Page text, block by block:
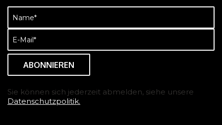
Name
(erforderlich)
E-
Mail
(erforderlich)
Sie können sich jederzeit abmelden, siehe unsere
Datenschutzpolitik.